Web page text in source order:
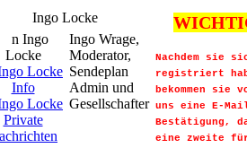
Ingo Locke
Ingo Wrage,
Moderator,
Sendeplan
Admin und
Gesellschafter
Nachdem sie
registriert
bekommen sie
uns eine E-
Bestätigung,
eine zweite